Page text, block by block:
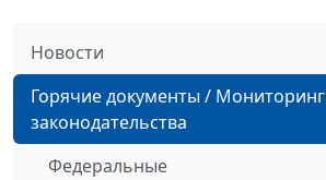
Новости
Горячие документы / Мониторинг
законодательства
Федеральные